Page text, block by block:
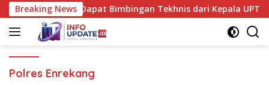
Skip
to
content
Breaking News
Kripik Pisang Dapat Bimbingan Tekhnis dari Kepala UPT
Polres Enrekang